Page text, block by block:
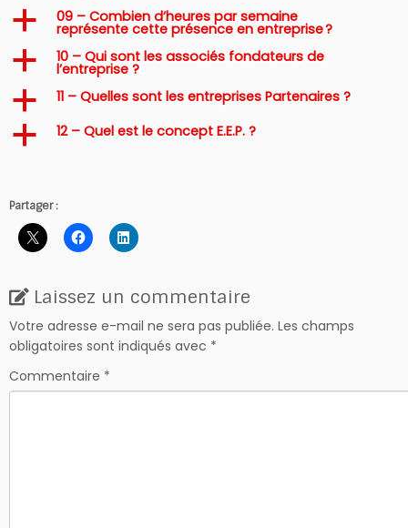
a 09 – Combien d’heures par semaine
représente cette présence en entreprise ?
a 10 – Qui sont les associés fondateurs de
l’entreprise ?
a 11 – Quelles sont les entreprises Partenaires ?
a 12 – Quel est le concept E.E.P. ?
Partager :
Laissez un commentaire
Votre adresse e-mail ne sera pas publiée. Les champs
obligatoires sont indiqués avec *
Commentaire *